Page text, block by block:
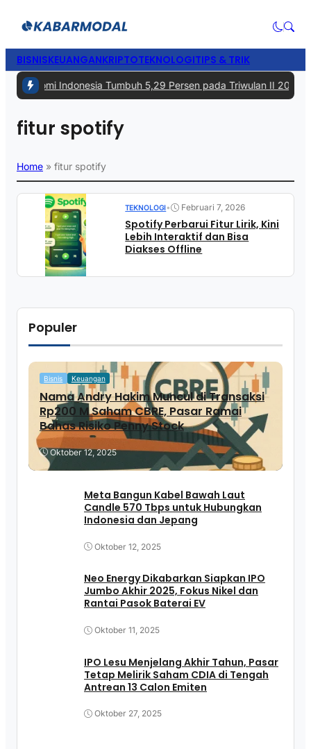
BISNISKEUANGANKRIPTOTEKNOLOGITIPS & TRIK
Ekonomi Indonesia Tumbuh 5,29 Persen pada Triwulan II 2026,
fitur spotify
Home » fitur spotify
TEKNOLOGI• Februari 7, 2026
Spotify Perbarui Fitur Lirik, Kini
Lebih Interaktif dan Bisa
Diakses Offline
Populer
Bisnis Keuangan
Nama Andry Hakim Muncul di Transaksi
Rp200 M Saham CBRE, Pasar Ramai
Bahas Risiko Penny Stock
Oktober 12, 2025
Meta Bangun Kabel Bawah Laut
Candle 570 Tbps untuk Hubungkan
Indonesia dan Jepang
Oktober 12, 2025
Neo Energy Dikabarkan Siapkan IPO
Jumbo Akhir 2025, Fokus Nikel dan
Rantai Pasok Baterai EV
Oktober 11, 2025
IPO Lesu Menjelang Akhir Tahun, Pasar
Tetap Melirik Saham CDIA di Tengah
Antrean 13 Calon Emiten
Oktober 27, 2025